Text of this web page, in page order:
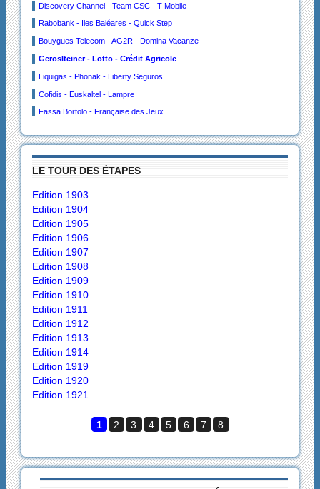
Discovery Channel - Team CSC - T-Mobile
Rabobank - Iles Baléares - Quick Step
Bouygues Telecom - AG2R - Domina Vacanze
Geroslteiner - Lotto - Crédit Agricole
Liquigas - Phonak - Liberty Seguros
Cofidis - Euskaltel - Lampre
Fassa Bortolo - Française des Jeux
LE TOUR DES ÉTAPES
Edition 1903
Edition 1904
Edition 1905
Edition 1906
Edition 1907
Edition 1908
Edition 1909
Edition 1910
Edition 1911
Edition 1912
Edition 1913
Edition 1914
Edition 1919
Edition 1920
Edition 1921
1 2 3 4 5 6 7 8